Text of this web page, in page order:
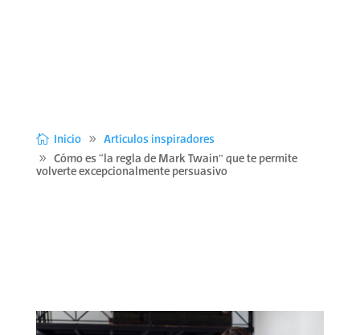
Inicio
Artículos inspiradores
Cómo es “la regla de Mark Twain” que te permite
volverte excepcionalmente persuasivo